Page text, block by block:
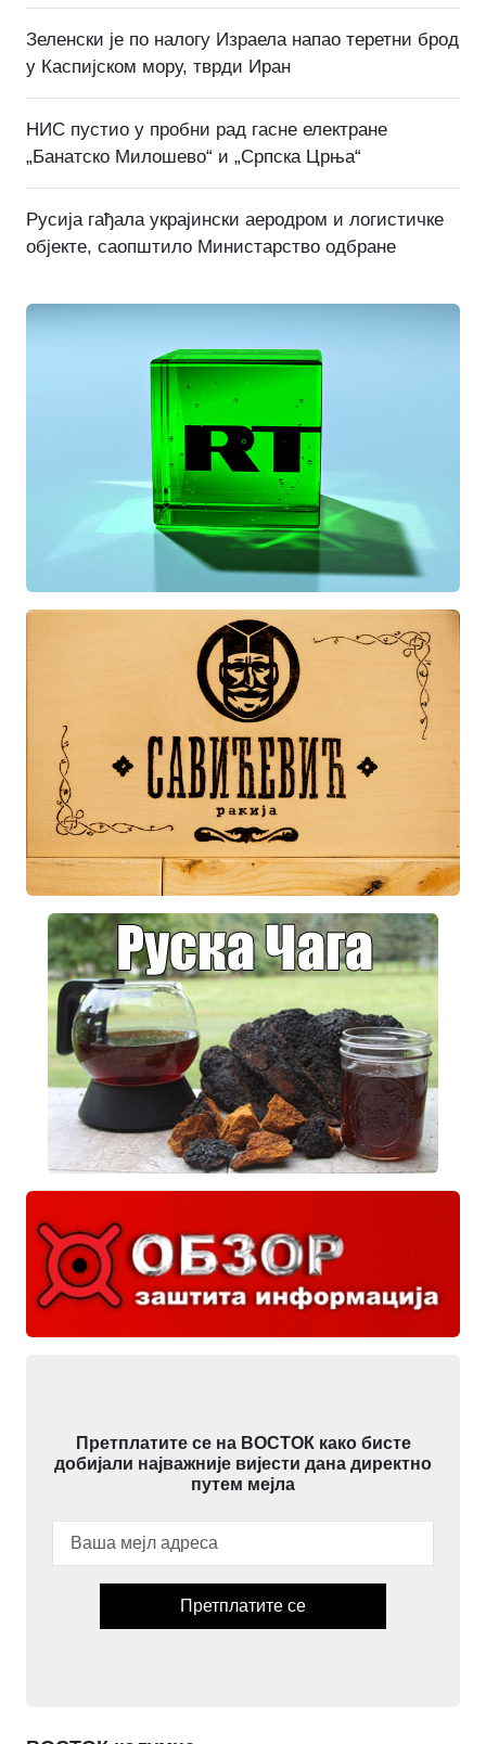
Зеленски је по налогу Израела напао теретни брод
у Каспијском мору, тврди Иран
НИС пустио у пробни рад гасне електране
„Банатско Милошево“ и „Српска Црња“
Русија гађала украјински аеродром и логистичке
објекте, саопштило Министарство одбране
Претплатите се на ВОСТОК како бисте
добијали најважније вијести дана директно
путем мејла
Претплатите се